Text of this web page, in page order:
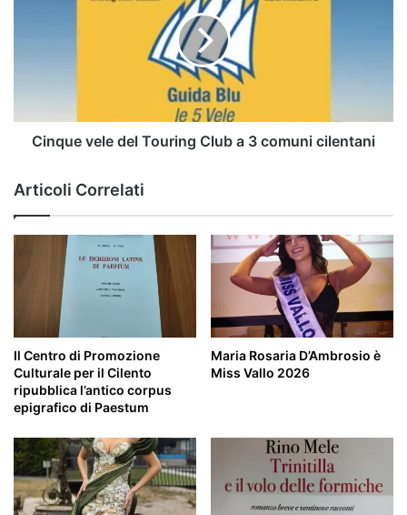
cilentani
Cinque vele del Touring Club a 3 comuni cilentani
Articoli Correlati
Il Centro di Promozione
Culturale per il Cilento
ripubblica l’antico corpus
epigrafico di Paestum
Maria Rosaria D’Ambrosio è
Miss Vallo 2026